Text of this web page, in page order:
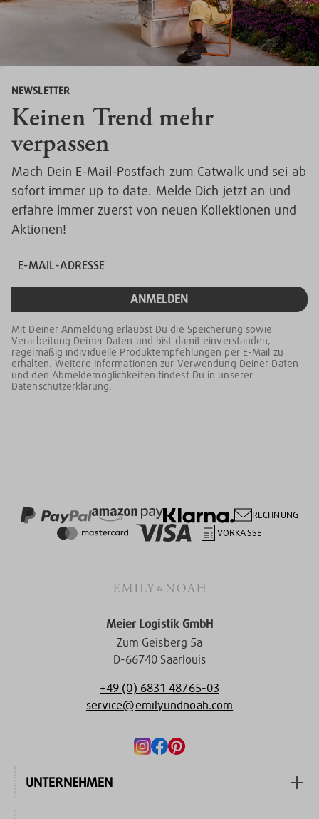
NEWSLETTER
Keinen Trend mehr
verpassen
Mach Dein E-Mail-Postfach zum Catwalk und sei ab
sofort immer up to date. Melde Dich jetzt an und
erfahre immer zuerst von neuen Kollektionen und
Aktionen!
ANMELDEN
Mit Deiner Anmeldung erlaubst Du die Speicherung sowie
Verarbeitung Deiner Daten und bist damit einverstanden,
regelmäßig individuelle Produktempfehlungen per E-Mail zu
erhalten. Weitere Informationen zur Verwendung Deiner Daten
und den Abmeldemöglichkeiten findest Du in unserer
Datenschutzerklärung.
RECHNUNG
VORKASSE
Meier Logistik GmbH
Zum Geisberg 5a
D-66740 Saarlouis
+49 (0) 6831 48765-03
service@emilyundnoah.com
UNTERNEHMEN